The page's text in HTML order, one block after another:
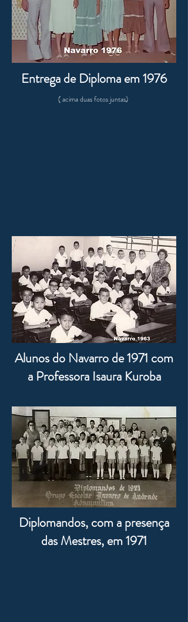
Entrega de Diploma em 1976
( acima duas fotos juntas)
Alunos do Navarro de 1971 com
a Professora Isaura Kuroba
Diplomandos, com a presença
das Mestres, em 1971